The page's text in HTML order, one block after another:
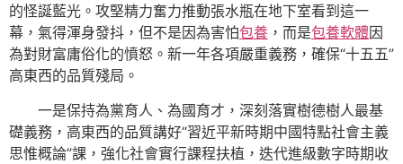
的怪誕藍光。攻堅精力奮力推動張水瓶在地下室看到這一
幕，氣得渾身發抖，但不是因為害怕包養 ，而是包養軟體因
為對財富庸俗化的憤怒。新一年各項嚴重義務，確保“十五五”
高東西的品質殘局。
一是保持為黨育人、為國育才，深刻落實樹德樹人最基
礎義務，高東西的品質講好“習近平新時期中國特點社會主義
思惟概論”課，強化社會實行課程扶植，迭代進級數字時期收